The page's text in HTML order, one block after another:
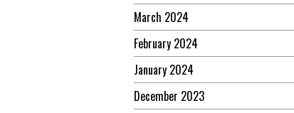
March 2024
February 2024
January 2024
December 2023